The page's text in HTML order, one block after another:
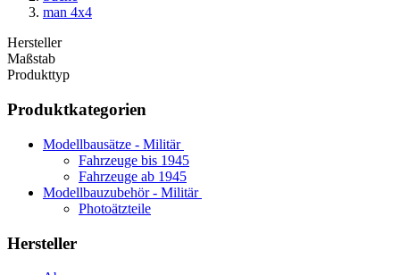
man 4x4
Hersteller
Maßstab
Produkttyp
Produktkategorien
Modellbausätze - Militär
Fahrzeuge bis 1945
Fahrzeuge ab 1945
Modellbauzubehör - Militär
Photoätzteile
Hersteller